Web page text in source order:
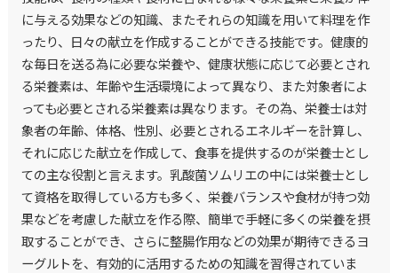
に与える効果などの知識、またそれらの知識を用いて料理を作
ったり、日々の献立を作成することができる技能です。健康的
な毎日を送る為に必要な栄養や、健康状態に応じて必要とされ
る栄養素は、年齢や生活環境によって異なり、また対象者によ
っても必要とされる栄養素は異なります。その為、栄養士は対
象者の年齢、体格、性別、必要とされるエネルギーを計算し、
それに応じた献立を作成して、食事を提供するのが栄養士とし
ての主な役割と言えます。乳酸菌ソムリエの中には栄養士とし
て資格を取得している方も多く、栄養バランスや食材が持つ効
果などを考慮した献立を作る際、簡単で手軽に多くの栄養を摂
取することができ、さらに整腸作用などの効果が期待できるヨ
ーグルトを、有効的に活用するための知識を習得されていま